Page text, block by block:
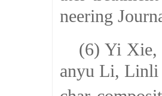
neering
(6) Yi Xie,
anyu Li, Linli